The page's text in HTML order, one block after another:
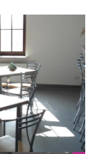
firmie
Oferta
Mieszkania